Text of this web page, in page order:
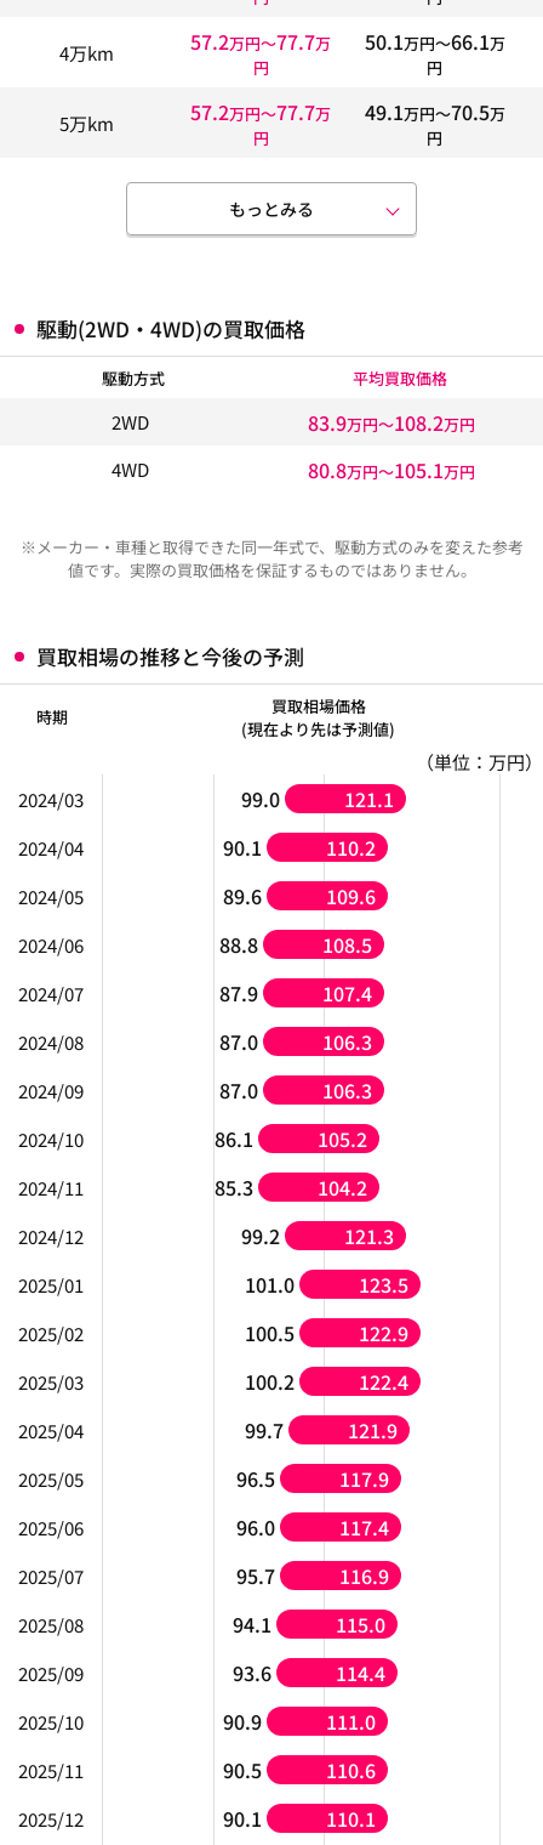
4万km 57.2万円〜77.7万
円
50.1万円〜66.1万
円
5万km 57.2万円〜77.7万
円
49.1万円〜70.5万
円
もっとみる
駆動(2WD・4WD)の買取価格
駆動方式 平均買取価格
2WD 83.9万円〜108.2万円
4WD 80.8万円〜105.1万円
※メーカー・車種と取得できた同一年式で、駆動方式のみを変えた参考
値です。実際の買取価格を保証するものではありません。
買取相場の推移と今後の予測
時期
買取相場価格
(現在より先は予測値)
（単位：万円）
2024/03
99.0 121.1
2024/04 90.1 110.2
2024/05 89.6 109.6
2024/06 88.8 108.5
2024/07 87.9 107.4
2024/08 87.0 106.3
2024/09 87.0 106.3
2024/10 86.1 105.2
2024/11 85.3 104.2
2024/12 99.2 121.3
2025/01 101.0 123.5
2025/02 100.5 122.9
2025/03 100.2 122.4
2025/04 99.7 121.9
2025/05 96.5 117.9
2025/06 96.0 117.4
2025/07 95.7 116.9
2025/08 94.1 115.0
2025/09 93.6 114.4
2025/10 90.9 111.0
2025/11 90.5 110.6
2025/12 90.1 110.1